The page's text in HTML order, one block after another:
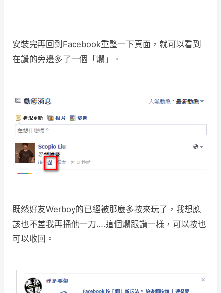
安裝完再回到Facebook重整一下頁面，就可以看到
在讚的旁邊多了一個「爛」。
既然好友Werboy的已經被那麼多按來玩了，我想應
該也不差我再捅他一刀….這個爛跟讚一樣，可以按也
可以收回。